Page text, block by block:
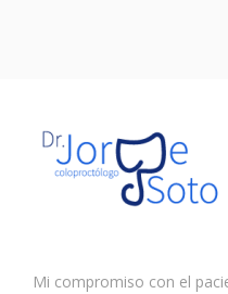
Mi compromiso con el